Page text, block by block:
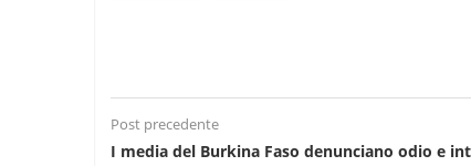
Post precedente
I media del Burkina Faso denunciano odio e